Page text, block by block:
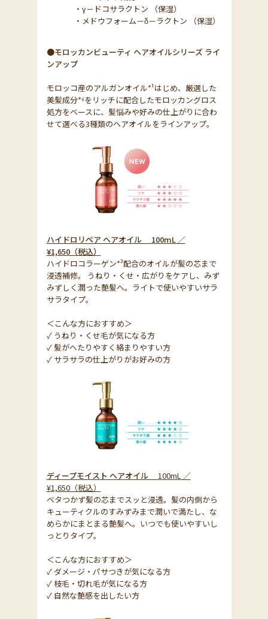
・γ－ドコサラクトン （保湿）
・メドウフォーム－δ－ラクトン （保湿）
●モロッカンビューティ ヘアオイルシリーズ ライ
ンアップ
モロッコ産のアルガンオイル*¹はじめ、厳選した
美髪成分*⁶をリッチに配合したモロッカングロス
処方をベースに、髪悩みや好みの仕上がりに合わ
せて選べる3種類のヘアオイルをラインアップ。
ハイドロリペア ヘアオイル 100mL ／
¥1,650（税込）
ハイドロコラーゲン*³配合のオイルが髪の芯まで
浸透補修。 うねり・くせ・広がりをケアし、みず
みずしく潤った艶髪へ。ライトで使いやすいサラ
サラタイプ。
＜こんな方におすすめ＞
✓ うねり・くせ毛が気になる方
✓ 髪がへたりやすく絡まりやすい方
✓ サラサラの仕上がりがお好みの方
ディープモイスト ヘアオイル 100mL ／
¥1,650（税込）
ベタつかず髪の芯までスッと浸透。髪の内側から
キューティクルのすみずみまで潤いで満たし、な
めらかにまとまる艶髪へ。いつでも使いやすいし
っとりタイプ。
＜こんな方におすすめ＞
✓ ダメージ・パサつきが気になる方
✓ 枝毛・切れ毛が気になる方
✓ 自然な艶感を出したい方